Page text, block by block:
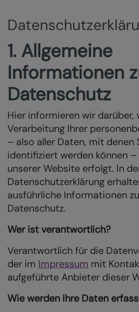
1. Allgemeine
Informationen
Datenschutz
Hier informieren wir darüber,
Verarbeitung Ihrer
– also aller Daten, mit denen
identifiziert werden können –
unserer Website erfolgt. In
Datenschutzerklärung
ausführliche Informationen
Datenschutz.
Wer ist verantwortlich?
Verantwortlich für die
der im Impressum mit
aufgeführte Anbieter dieser
Wie werden Ihre Daten